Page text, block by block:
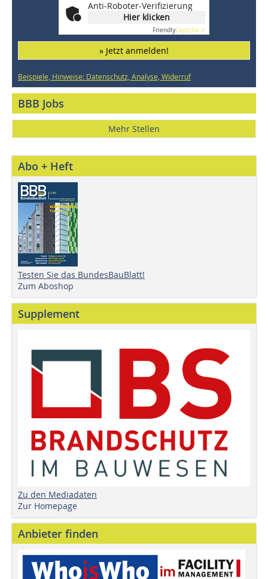
Anti-Roboter-Verifizierung
Hier klicken
FriendlyCaptcha ⇗
» Jetzt anmelden!
Beispiele, Hinweise: Datenschutz, Analyse, Widerruf
BBB Jobs
Mehr Stellen
Abo + Heft
Testen Sie das BundesBauBlatt!
Zum Aboshop
Supplement
Zu den Mediadaten
Zur Homepage
Anbieter finden